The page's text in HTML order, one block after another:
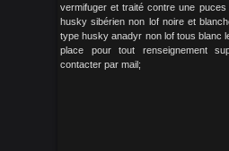
vermifuger et traité contre une
husky sibérien non lof noire et
type husky anadyr non lof tous blanc
place pour tout renseignement
contacter par mail;